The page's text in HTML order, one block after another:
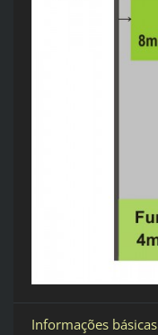
Informações básicas